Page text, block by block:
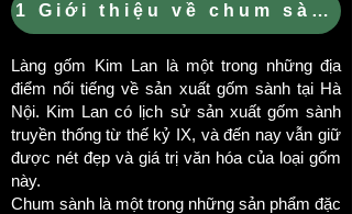
1 Giới thiệu về chum sành
Làng gốm Kim Lan là một trong những địa
điểm nổi tiếng về sản xuất gốm sành tại Hà
Nội. Kim Lan có lịch sử sản xuất gốm sành
truyền thống từ thế kỷ IX, và đến nay vẫn giữ
được nét đẹp và giá trị văn hóa của loại gốm
này.
Chum sành là một trong những sản phẩm đặc